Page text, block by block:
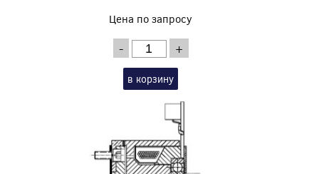
Цена по запросу
- +
в корзину